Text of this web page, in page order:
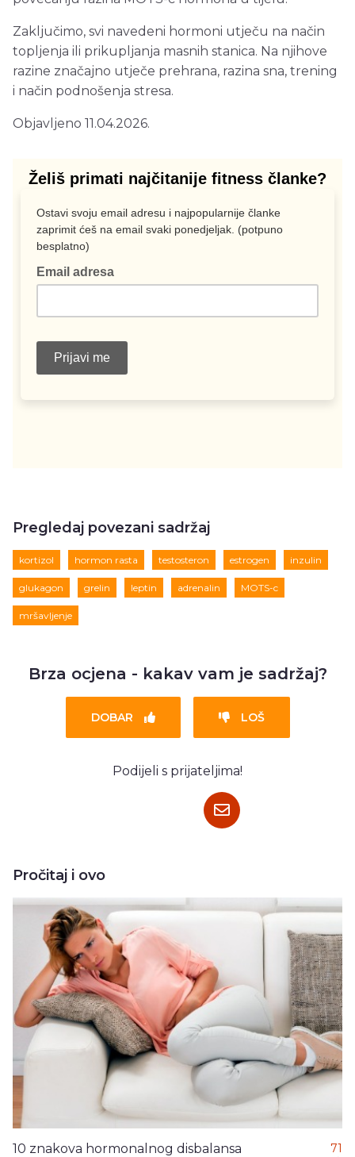
Zaključimo, svi navedeni hormoni utječu na način
topljenja ili prikupljanja masnih stanica. Na njihove
razine značajno utječe prehrana, razina sna, trening
i način podnošenja stresa.
Objavljeno 11.04.2026.
Pregledaj povezani sadržaj
kortizol hormon rasta testosteron estrogen inzulin
glukagon grelin leptin adrenalin MOTS-c
mršavljenje
Brza ocjena - kakav vam je sadržaj?
DOBAR LOŠ
Podijeli s prijateljima!
Pročitaj i ovo
10 znakova hormonalnog disbalansa 71